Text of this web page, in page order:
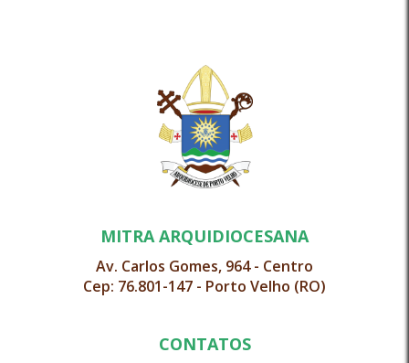
MITRA ARQUIDIOCESANA
Av. Carlos Gomes, 964 - Centro
Cep: 76.801-147 - Porto Velho (RO)
CONTATOS